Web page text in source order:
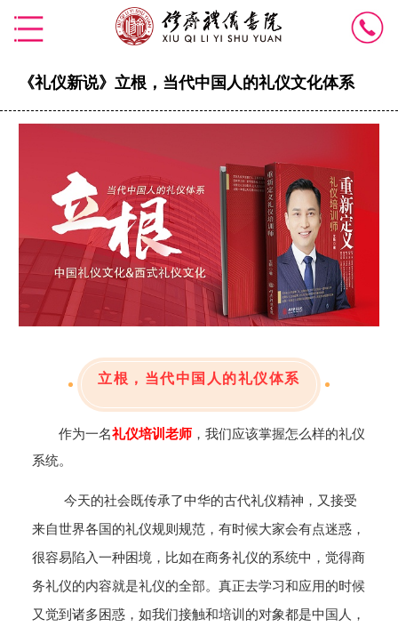
《礼仪新说》立根，当代中国人的礼仪文化体系
立根，当代中国人的礼仪体系
作为一名礼仪培训老师 ，我们应该掌握怎么样的礼仪
系统。
今天的社会既传承了中华的古代礼仪精神，又接受
来自世界各国的礼仪规则规范，有时候大家会有点迷惑，
很容易陷入一种困境，比如在商务礼仪的系统中，觉得商
务礼仪的内容就是礼仪的全部。真正去学习和应用的时候
又觉到诸多困惑，如我们接触和培训的对象都是中国人，